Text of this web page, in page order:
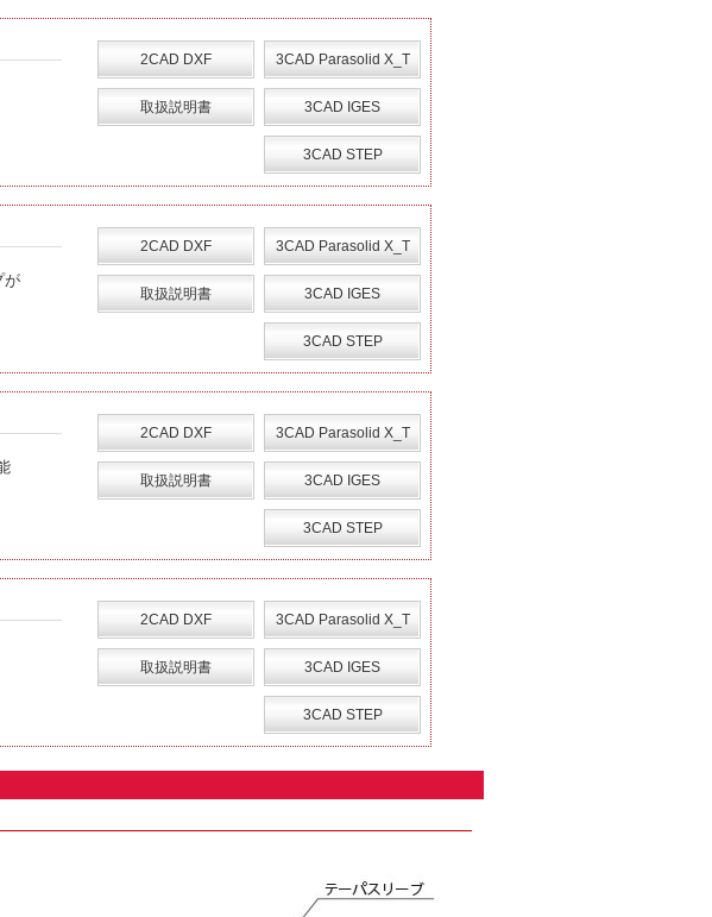
2CAD DXF
取扱説明書
3CAD Parasolid X_T
3CAD IGES
3CAD STEP
が
2CAD DXF
取扱説明書
3CAD Parasolid X_T
3CAD IGES
3CAD STEP
2CAD DXF
取扱説明書
3CAD Parasolid X_T
3CAD IGES
3CAD STEP
2CAD DXF
取扱説明書
3CAD Parasolid X_T
3CAD IGES
3CAD STEP